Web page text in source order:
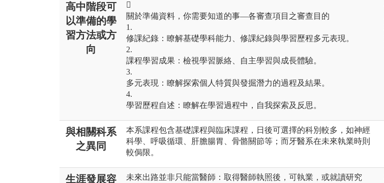
高中階段可
以準備的學
習方法或方
向

關於準備資料，你需要知道的事—各審查項目之審查目的
1.
修課紀錄：瞭解基礎學科能力、修課紀錄與學習歷程多元表現。
2.
課程學習成果：檢視學習脈絡、自主學習與成長體驗。
3.
多元表現：瞭解探索個人特質與發掘潛力的過程及結果。
4.
學習歷程自述：瞭解在學習過程中，自我探索及反思。
與相關科系
之異同
本系課程包含基礎課程與臨床課程，日後可選擇的科別較多，如神經
科學、呼吸循環、肝膽腸胃、骨骼關節等；而牙醫系在未來執業時則
較侷限。
生涯發展容
未來出路並非只能當醫師：取得醫師執照後，可執業，或就讀研究